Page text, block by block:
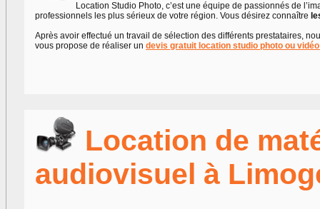
Location Studio Photo, c’est une équipe de passionnés de
professionnels les plus sérieux de votre région. Vous désirez connaître
Après avoir effectué un travail de sélection des différents prestataires,
vous propose de réaliser un devis gratuit location studio photo ou
Location de
audiovisuel à